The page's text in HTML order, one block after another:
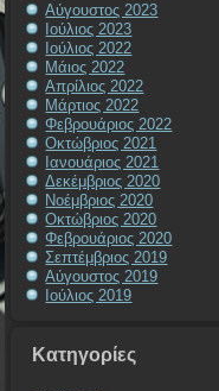
Αύγουστος 2023
Ιούλιος 2023
Ιούλιος 2022
Μάιος 2022
Απρίλιος 2022
Μάρτιος 2022
Φεβρουάριος 2022
Οκτώβριος 2021
Ιανουάριος 2021
Δεκέμβριος 2020
Νοέμβριος 2020
Οκτώβριος 2020
Φεβρουάριος 2020
Σεπτέμβριος 2019
Αύγουστος 2019
Ιούλιος 2019
Kατηγορίες